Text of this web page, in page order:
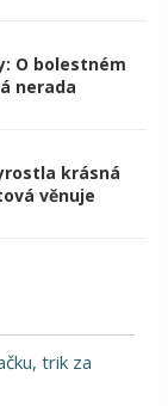
O bolestném
nerada
krásná
věnuje
trik za